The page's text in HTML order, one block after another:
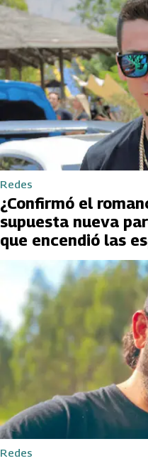
Redes
¿Confirmó el
supuesta nueva
que encendió las
Redes